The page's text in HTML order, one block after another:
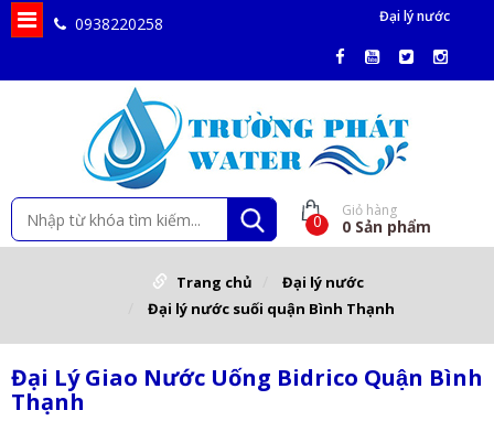
0938220258 Đại lý nước
0
Giỏ hàng
0 Sản phẩm
Trang chủ
Đại lý nước
Đại lý nước suối quận Bình Thạnh
Đại Lý Giao Nước Uống Bidrico Quận Bình
Thạnh